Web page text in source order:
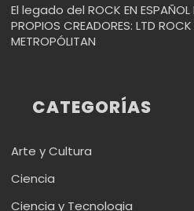
El legado del ROCK EN ESPAÑOL
PROPIOS CREADORES: LTD
METROPÓLITAN
CATEGORÍAS
Arte y Cultura
Ciencia
Ciencia y Tecnologia